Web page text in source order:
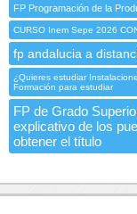
FP Programación de la
CURSO Inem Sepe 2026
fp andalucia a
¿Quieres estudiar
Formación para estudiar
FP de Grado
explicativo de los
obtener el título